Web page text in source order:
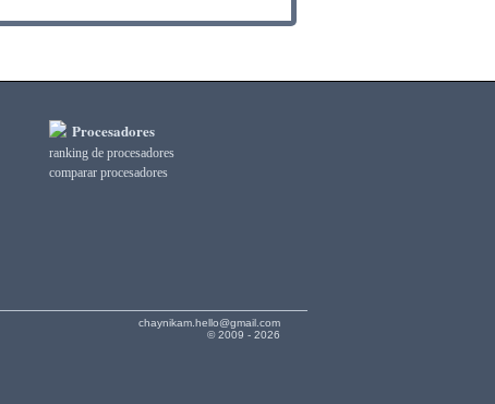
Procesadores
ranking de procesadores
comparar procesadores
chaynikam.hello@gmail.com
© 2009 - 2026